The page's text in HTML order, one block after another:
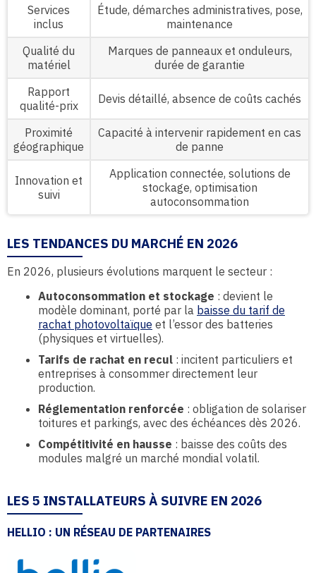
Services
inclus
Étude, démarches administratives, pose,
maintenance
Qualité du
matériel
Marques de panneaux et onduleurs,
durée de garantie
Rapport
qualité-prix
Devis détaillé, absence de coûts cachés
Proximité
géographique
Capacité à intervenir rapidement en cas
de panne
Innovation et
suivi
Application connectée, solutions de
stockage, optimisation
autoconsommation
LES TENDANCES DU MARCHÉ EN 2026
En 2026, plusieurs évolutions marquent le secteur :
Autoconsommation et stockage : devient le
modèle dominant, porté par la baisse du tarif de
rachat photovoltaïque et l’essor des batteries
(physiques et virtuelles).
Tarifs de rachat en recul : incitent particuliers et
entreprises à consommer directement leur
production.
Réglementation renforcée : obligation de solariser
toitures et parkings, avec des échéances dès 2026.
Compétitivité en hausse : baisse des coûts des
modules malgré un marché mondial volatil.
LES 5 INSTALLATEURS À SUIVRE EN 2026
HELLIO : UN RÉSEAU DE PARTENAIRES